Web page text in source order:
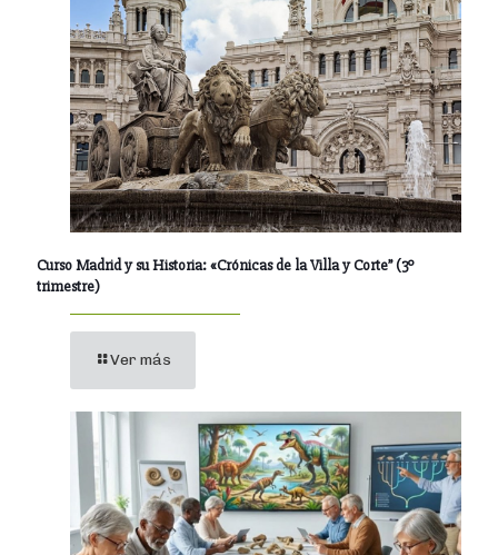
Curso Madrid y su Historia: «Crónicas de la Villa y Corte” (3º
trimestre)
Ver más